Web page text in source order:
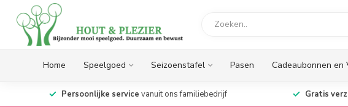
Home Speelgoed Seizoenstafel Pasen Cadeaubonnen en
Persoonlijke service vanuit ons familiebedrijf Gratis